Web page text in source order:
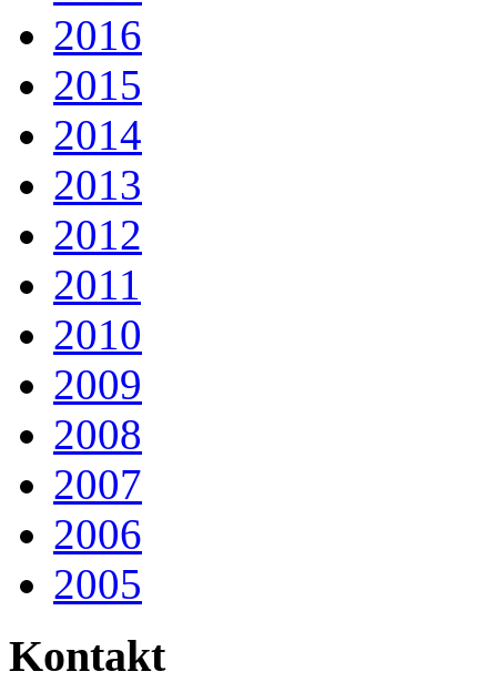
2016
2015
2014
2013
2012
2011
2010
2009
2008
2007
2006
2005
Kontakt